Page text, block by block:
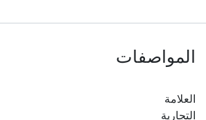
المواصفات
العلامة
التجارية